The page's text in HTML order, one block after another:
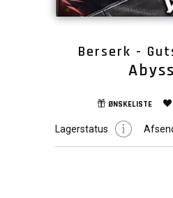
Berserk -
ØNSKELISTE
Lagerstatus